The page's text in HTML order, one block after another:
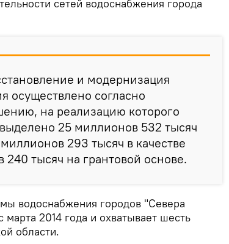
сетей водоснабжения города
и модернизация
осуществлено согласно
на реализацию которого
25 миллионов 532 тысяч
293 тысяч в качестве
240 тысяч на грантовой основе.
водоснабжения городов "Севера
марта 2014 года и охватывает шесть
области.